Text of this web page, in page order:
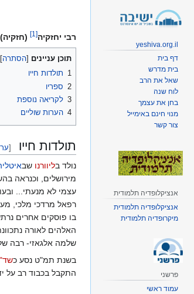
רבי יחזקיה[
1
]
תוכן עניינים
1 תולדות חייו
2 ספריו
3 לקריאה נוספת
4 הערות שוליים
תולדות חייו [
נולד בליוורנו שב
מירושלים, וכנראה
עצמי לא מנעתי...
רפאל מרדכי מלכי,
בו פוסקים אחרים
האלהים לאורה
שלמה אלגאזי- רבה
בשנת תמ"ט נסע כ
התקבל בכבוד רב על
yeshiva.org.il
דף בית
בית מדרש
שאל את הרב
לוח שנה
בחן את עצמך
מנוי חינם באימייל
צור קשר
אנציקלופדיה תלמודית
אנציקלופדיה תלמודית
מיקרופדיה תלמודית
פרשני
עמוד ראשי